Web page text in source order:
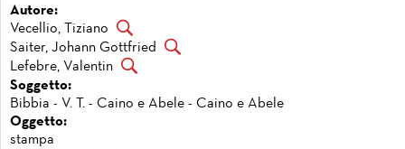
Autore:
Vecellio, Tiziano
Saiter, Johann Gottfried
Lefebre, Valentin
Soggetto:
Bibbia - V. T. - Caino e Abele - Caino e Abele
Oggetto:
stampa